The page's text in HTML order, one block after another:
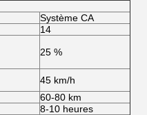
Système CA
14
25 %
45 km/h
60-80 km
8-10 heures